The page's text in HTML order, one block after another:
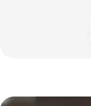
эту компанию